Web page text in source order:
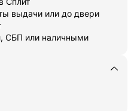
выдачи или до двери
СБП или наличными